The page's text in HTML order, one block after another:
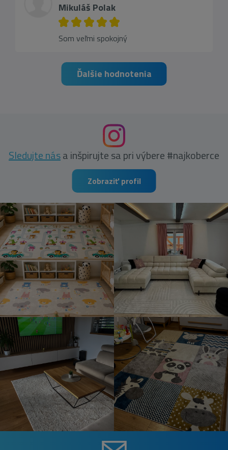
Mikuláš Polak
Som veľmi spokojný
Ďalšie hodnotenia
Sledujte nása inšpirujte sa pri výbere #najkoberce
Zobraziť profil